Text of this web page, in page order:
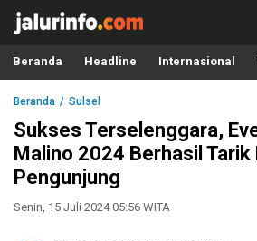
Info Terbaru, Berita Terkini Hari Ini,
Terkini, Akurat dan Terpercaya
Beranda Headline Internasional
Beranda Sulsel
Sukses Terselenggara,
Malino 2024 Berhasil Tarik
Pengunjung
Senin, 15 Juli 2024 05:56 WITA